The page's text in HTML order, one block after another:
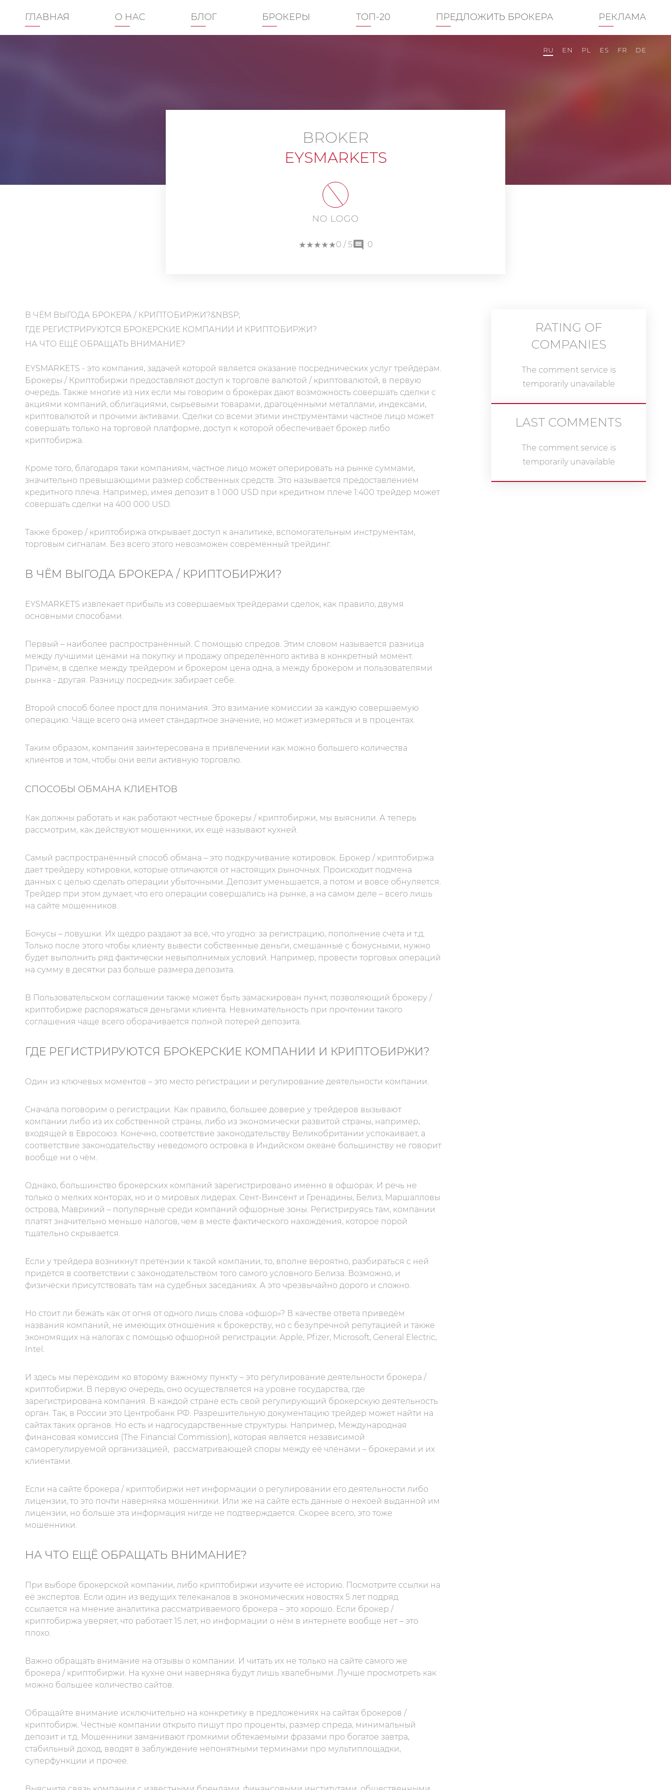
ГЛАВНАЯ О НАС БЛОГ БРОКЕРЫ ТОП-20 ПРЕДЛОЖИТЬ БРОКЕРА РЕКЛАМА
RU EN PL ES FR DE
BROKER
EYSMARKETS
★★
★★
★★
★★
★★
0 / 5 0
В ЧЁМ ВЫГОДА БРОКЕРА / КРИПТОБИРЖИ?&NBSP;
ГДЕ РЕГИСТРИРУЮТСЯ БРОКЕРСКИЕ КОМПАНИИ И КРИПТОБИРЖИ?
НА ЧТО ЕЩЁ ОБРАЩАТЬ ВНИМАНИЕ?
EYSMARKETS - это компания, задачей которой является оказание посреднических услуг трейдерам.
Брокеры / Криптобиржи предоставляют доступ к торговле валютой / криптовалютой, в первую
очередь. Также многие из них если мы говорим о брокерах дают возможность совершать сделки с
акциями компаний, облигациями, сырьевыми товарами, драгоценными металлами, индексами,
криптовалютой и прочими активами. Сделки со всеми этими инструментами частное лицо может
совершать только на торговой платформе, доступ к которой обеспечивает брокер либо
криптобиржа.
Кроме того, благодаря таки компаниям, частное лицо может оперировать на рынке суммами,
значительно превышающими размер собственных средств. Это называется предоставлением
кредитного плеча. Например, имея депозит в 1 000 USD при кредитном плече 1:400 трейдер может
совершать сделки на 400 000 USD.
Также брокер / криптобиржа открывает доступ к аналитике, вспомогательным инструментам,
торговым сигналам. Без всего этого невозможен современный трейдинг.
В ЧЁМ ВЫГОДА БРОКЕРА / КРИПТОБИРЖИ?
EYSMARKETS извлекает прибыль из совершаемых трейдерами сделок, как правило, двумя
основными способами.
Первый – наиболее распространённый. С помощью спредов. Этим словом называется разница
между лучшими ценами на покупку и продажу определённого актива в конкретный момент.
Причём, в сделке между трейдером и брокером цена одна, а между брокером и пользователями
рынка - другая. Разницу посредник забирает себе.
Второй способ более прост для понимания. Это взимание комиссии за каждую совершаемую
операцию. Чаще всего она имеет стандартное значение, но может измеряться и в процентах.
Таким образом, компания заинтересована в привлечении как можно большего количества
клиентов и том, чтобы они вели активную торговлю.
СПОСОБЫ ОБМАНА КЛИЕНТОВ
Как должны работать и как работают честные брокеры / криптобиржи, мы выяснили. А теперь
рассмотрим, как действуют мошенники, их ещё называют кухней.
Самый распространённый способ обмана – это подкручивание котировок. Брокер / криптобиржа
дает трейдеру котировки, которые отличаются от настоящих рыночных. Происходит подмена
данных с целью сделать операции убыточными. Депозит уменьшается, а потом и вовсе обнуляется.
Трейдер при этом думает, что его операции совершались на рынке, а на самом деле – всего лишь
на сайте мошенников.
Бонусы – ловушки. Их щедро раздают за всё, что угодно: за регистрацию, пополнение счёта и т.д.
Только после этого чтобы клиенту вывести собственные деньги, смешанные с бонусными, нужно
будет выполнить ряд фактически невыполнимых условий. Например, провести торговых операций
на сумму в десятки раз больше размера депозита.
В Пользовательском соглашении также может быть замаскирован пункт, позволяющий брокеру /
криптобирже распоряжаться деньгами клиента. Невнимательность при прочтении такого
соглашения чаще всего оборачивается полной потерей депозита.
ГДЕ РЕГИСТРИРУЮТСЯ БРОКЕРСКИЕ КОМПАНИИ И КРИПТОБИРЖИ?
Один из ключевых моментов – это место регистрации и регулирование деятельности компании.
Сначала поговорим о регистрации. Как правило, большее доверие у трейдеров вызывают
компании либо из их собственной страны, либо из экономически развитой страны, например,
входящей в Евросоюз. Конечно, соответствие законодательству Великобритании успокаивает, а
соответствие законодательству неведомого островка в Индийском океане большинству не говорит
вообще ни о чём.
Однако, большинство брокерских компаний зарегистрировано именно в офшорах. И речь не
только о мелких конторах, но и о мировых лидерах. Сент-Винсент и Гренадины, Белиз, Маршалловы
острова, Маврикий – популярные среди компаний офшорные зоны. Регистрируясь там, компании
платят значительно меньше налогов, чем в месте фактического нахождения, которое порой
тщательно скрывается.
Если у трейдера возникнут претензии к такой компании, то, вполне вероятно, разбираться с ней
придётся в соответствии с законодательством того самого условного Белиза. Возможно, и
физически присутствовать там на судебных заседаниях. А это чрезвычайно дорого и сложно.
Но стоит ли бежать как от огня от одного лишь слова «офшор»? В качестве ответа приведём
названия компаний, не имеющих отношения к брокерству, но c безупречной репутацией и также
экономящих на налогах с помощью офшорной регистрации: Apple, Pfizer, Microsoft, General Electric,
Intel.
И здесь мы переходим ко второму важному пункту – это регулирование деятельности брокера /
криптобиржи. В первую очередь, оно осуществляется на уровне государства, где
зарегистрирована компания. В каждой стране есть свой регулирующий брокерскую деятельность
орган. Так, в России это Центробанк РФ. Разрешительную документацию трейдер может найти на
сайтах таких органов. Но есть и надгосударственные структуры. Например, Международная
финансовая комиссия (The Financial Commission), которая является независимой
саморегулируемой организацией, рассматривающей споры между её членами – брокерами и их
клиентами.
Если на сайте брокера / криптобиржи нет информации о регулировании его деятельности либо
лицензии, то это почти наверняка мошенники. Или же на сайте есть данные о некоей выданной им
лицензии, но больше эта информация нигде не подтверждается. Скорее всего, это тоже
мошенники.
НА ЧТО ЕЩЁ ОБРАЩАТЬ ВНИМАНИЕ?
При выборе брокерской компании, либо криптобиржи изучите её историю. Посмотрите ссылки на
её экспертов. Если один из ведущих телеканалов в экономических новостях 5 лет подряд
ссылается на мнение аналитика рассматриваемого брокера – это хорошо. Если брокер /
криптобиржа уверяет, что работает 15 лет, но информации о нём в интернете вообще нет – это
плохо.
Важно обращать внимание на отзывы о компании. И читать их не только на сайте самого же
брокера / криптобиржи. На кухне они наверняка будут лишь хвалебными. Лучше просмотреть как
можно большее количество сайтов.
Обращайте внимание исключительно на конкретику в предложениях на сайтах брокеров /
криптобирж. Честные компании открыто пишут про проценты, размер спреда, минимальный
депозит и т.д. Мошенники заманивают громкими обтекаемыми фразами про богатое завтра,
стабильный доход, вводят в заблуждение непонятными терминами про мультиплощадки,
суперфункции и прочее.
RATING OF
COMPANIES
The comment service is
temporarily unavailable
LAST COMMENTS
The comment service is
temporarily unavailable